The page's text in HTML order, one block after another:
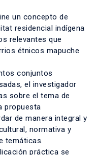
un concepto de
residencial indígena
relevantes que
étnicos mapuche
conjuntos
el investigador
sobre el tema de
propuesta
de manera integral y
normativa y
temáticas.
práctica se